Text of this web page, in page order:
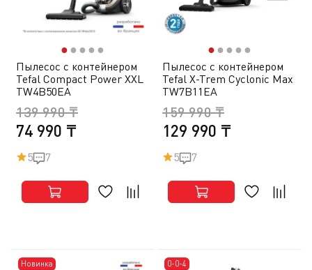
●● ● ● ●
Пылесос с контейнером
Tefal Compact Power XXL
TW4B50EA
74 990 ₸
139 990 ₸
5 7
●● ● ● ●
Пылесос с контейнером
Tefal X-Trem Cyclonic Max
TW7B11EA
129 990 ₸
159 990 ₸
5 7
Новинка
0-0-4